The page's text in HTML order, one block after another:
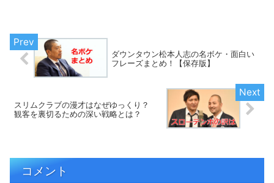
ダウンタウン松本人志の名ボケ・面白い
フレーズまとめ！【保存版】
スリムクラブの漫才はなぜゆっくり？
観客を裏切るための深い戦略とは？
コメント